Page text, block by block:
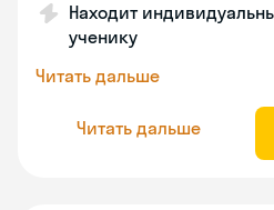
Находит
ученику
Читать дальше
Читать дальше